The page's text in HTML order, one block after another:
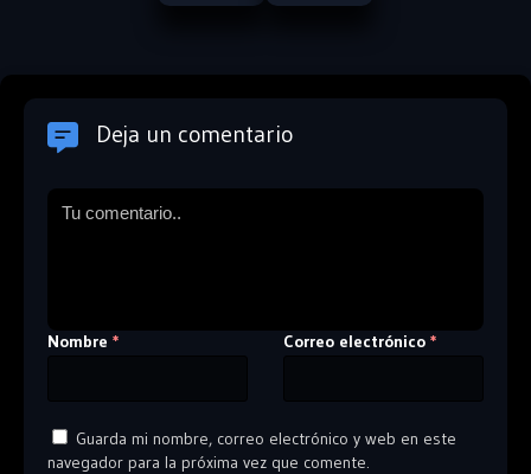
Deja un comentario
Nombre * Correo electrónico *
Guarda mi nombre, correo electrónico y web en este
navegador para la próxima vez que comente.